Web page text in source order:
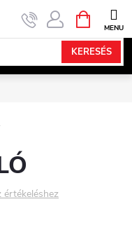
KERESÉS
KOSÁR
értékeléshez